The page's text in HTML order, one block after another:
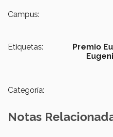
Campus:
Etiquetas: Premio
Categoría:
Notas